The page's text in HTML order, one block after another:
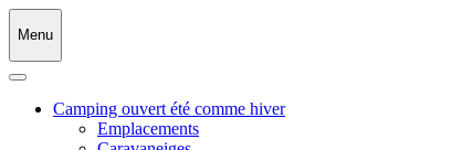
Menu
Camping ouvert été comme hiver
Emplacements